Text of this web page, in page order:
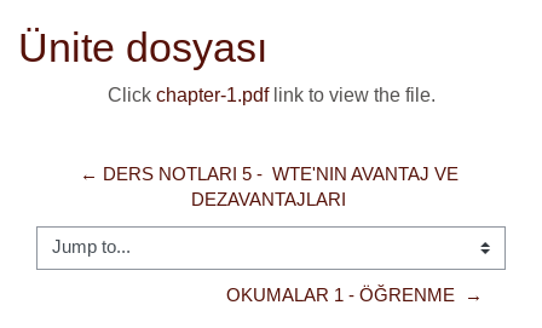
Ünite dosyası
Click chapter-1.pdflink to view the file.
← DERS NOTLARI 5 -  WTE'NIN AVANTAJ VE
DEZAVANTAJLARI
Jump to...
OKUMALAR 1 - ÖĞRENME  →